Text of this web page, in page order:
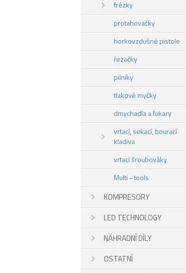
frézky
protahovačky
horkovzdušné pistole
řezačky
pilníky
tlakové myčky
dmychadla a fukary
vrtací, sekací, bourací
kladiva
vrtací šroubováky
Multi - tools
KOMPRESORY
LED TECHNOLOGY
NÁHRADNÍ DÍLY
OSTATNÍ